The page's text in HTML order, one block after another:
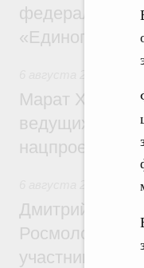
федерального
«Единого
Марат
ведущих к
нацпроекту
Дмитрий
Росмолодёжи
участников